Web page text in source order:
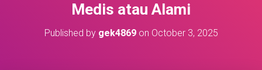
Medis atau Alami
Published by gek4869on October 3, 2025